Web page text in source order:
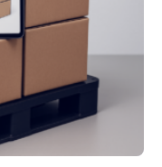
Zehntausend
und